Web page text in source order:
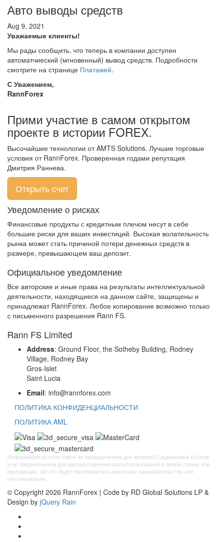
Авто выводы средств
Aug 9, 2021
Уважаемые клиенты!
Мы рады сообщить, что теперь в компании доступен
автоматчиеский (мгновенный) вывод средств. Подробности
смотрите на странице Платажей.
С Уважением,
RannForex
Прими участие в самом открытом
проекте в истории FOREX.
Высочайшие технологии от AMTS Solutions. Лучшие торговые
условия от RannForex. Проверенная годами репутация
Дмитрия Раннева.
Открыть счет
Уведомление о рисках
Финансовые продукты с кредитным плечом несут в себе
большие риски для ваших инвестиций. Высокая волатильность
рынка может стать причиной потери денежных средств в
размере, превышающем ваш депозит.
Официальное уведомление
Все авторские и иные права на результаты интеллектуальной
деятельности, находящиеся на данном сайте, защищены и
принадлежат RannForex. Любое копирование возможно только
с письменного разрешения Rann FS.
Rann FS Limited
Address: Ground Floor, the Sotheby Building, Rodney
Village, Rodney Bay
Gros-Islet
Saint Lucia
Email: info@rannforex.com
ПОЛИТИКА КОНФИДЕНЦИАЛЬНОСТИ
ПОЛИТИКА AML
Информация на этом сайте не предназначена для жителей Соединенных Штатов
и не предназначена для распространения или использования в любой стране или
юрисдикции, где это будет противоречить местному законодательству или
регулированию.
© Copyright 2026 RannForex | Code by RD Global Solutions LP &
Design by jQuery Rain